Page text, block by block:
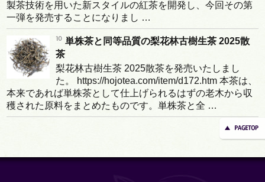
製茶技術を用いた新スタイルの紅茶を開発し、今回その第
一弾を発売することになりまし …
単株茶と同等品質の梨花林古樹生茶 2025散
茶
梨花林古樹生茶 2025散茶を発売いたしまし
た。 https://hojotea.com/item/d172.htm 本茶は、
本来であれば単株茶として仕上げられるはずの老木から収
穫された原料をまとめたものです。単株茶と全 …